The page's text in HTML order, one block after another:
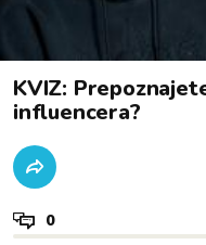
KVIZ:
influencera?
0